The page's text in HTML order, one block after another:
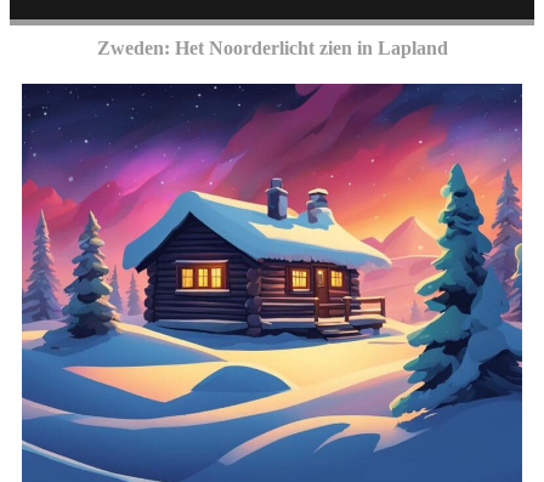
Zweden: Het Noorderlicht zien in Lapland